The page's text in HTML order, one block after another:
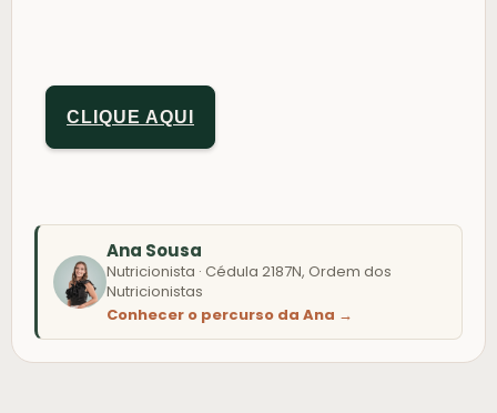
CLIQUE AQUI
Ana Sousa
Nutricionista · Cédula 2187N, Ordem dos
Nutricionistas
Conhecer o percurso da Ana →